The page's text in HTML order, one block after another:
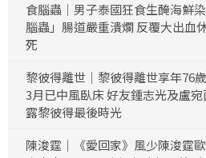
食腦蟲｜男子泰國狂食生醃海鮮
腦蟲」腸道嚴重潰爛 反覆大出血
死
黎彼得離世｜黎彼得離世享年76
3月已中風臥床 好友鍾志光及盧
露黎彼得最後時光
陳浚霆｜《愛回家》風少陳浚霆